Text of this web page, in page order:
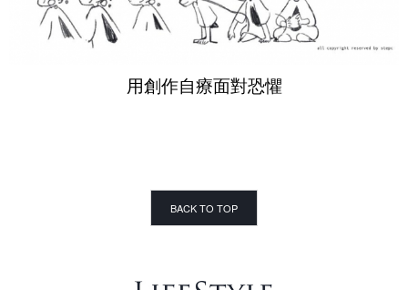
用創作自療面對恐懼
BACK TO TOP